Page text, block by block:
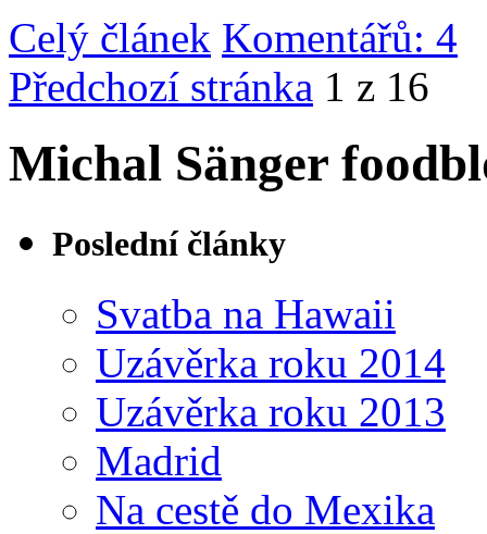
Celý článek Komentářů: 4
Předchozí stránka 1 z 16
Michal Sänger
Poslední články
Svatba na Hawaii
Uzávěrka roku 2014
Uzávěrka roku 2013
Madrid
Na cestě do Mexika